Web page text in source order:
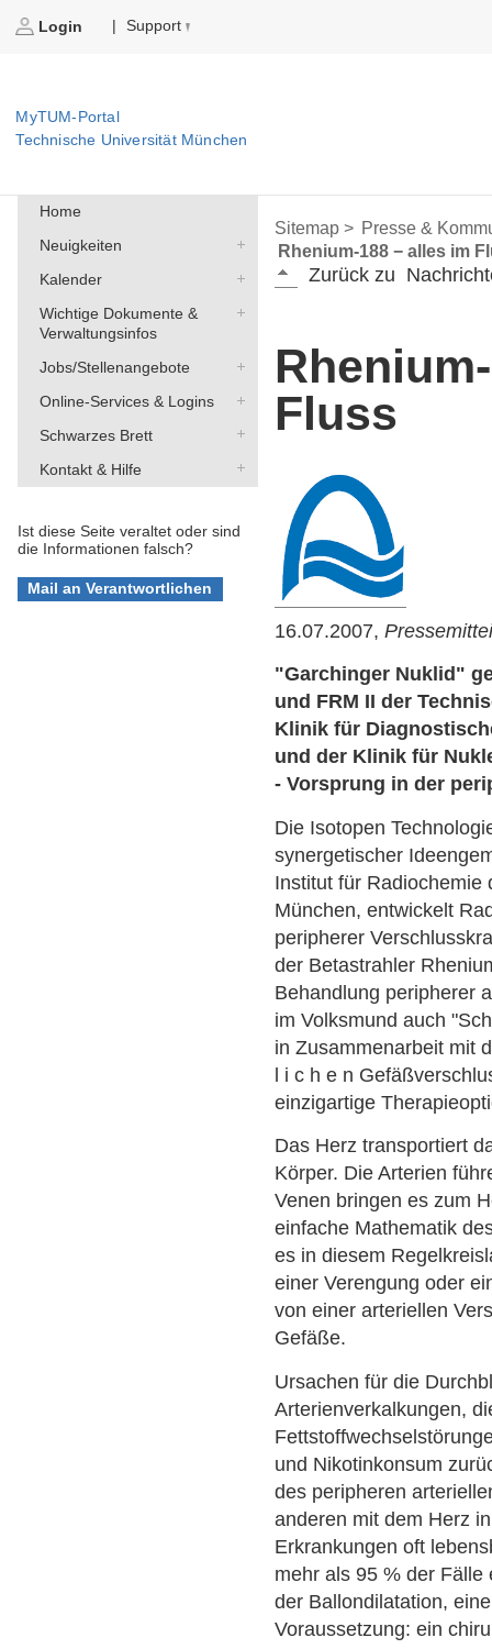
Login | Support
MyTUM-Portal
Technische Universität München
Home
Neuigkeiten
Kalender
Wichtige Dokumente &
Verwaltungsinfos
Jobs/Stellenangebote
Online-Services & Logins
Schwarzes Brett
Kontakt & Hilfe
Ist diese Seite veraltet oder sind
die Informationen falsch?
Sitemap > Presse &
Rhenium-188 − alles im
Zurück zu
Fluss
16.07.2007,
"Garchinger Nuklid"
und FRM II der
Klinik für
und der Klinik für
- Vorsprung in der
Die Isotopen
synergetischer
Institut für Radiochemie
München, entwickelt
peripherer
der Betastrahler
Behandlung peripherer
im Volksmund auch
in Zusammenarbeit mit
l i c h e n
einzigartige
Das Herz transportiert
Körper. Die Arterien
Venen bringen es zum
einfache Mathematik
es in diesem
einer Verengung oder
von einer arteriellen
Gefäße.
Ursachen für die
Arterienverkalkungen,
und Nikotinkonsum
des peripheren
anderen mit dem Herz
Erkrankungen oft
mehr als 95 % der
der Ballondilatation,
Voraussetzung: ein